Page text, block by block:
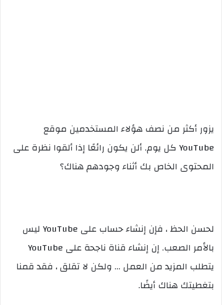
يزور أكثر من نصف هؤلاء المستخدمين موقع
YouTube كل يوم. ألن يكون رائعًا إذا ألقوا نظرة على
المحتوى الخاص بك أثناء وجودهم هناك؟
لحسن الحظ ، فإن إنشاء حساب على YouTube ليس
بالأمر الصعب. إن إنشاء قناة ناجحة على YouTube
يتطلب المزيد من العمل … ولكن لا تقلق ، فقد قمنا
بتغطيتك هناك أيضًا.